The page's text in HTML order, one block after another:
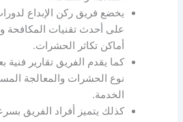
يخضع فريق ركن الإبداع
على أحدث تقنيات
أماكن تكاثر الحشرات.
كما يقدم الفريق تقارير
نوع الحشرات والمعالجة
الخدمة.
كذلك يتميز أفراد الفريق